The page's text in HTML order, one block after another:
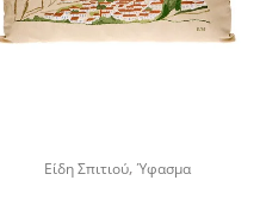
Είδη Σπιτιού,Ύφασμα